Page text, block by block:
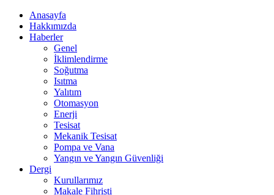
Anasayfa
Hakkımızda
Haberler
Genel
İklimlendirme
Soğutma
Isıtma
Yalıtım
Otomasyon
Enerji
Tesisat
Mekanik Tesisat
Pompa ve Vana
Yangın ve Yangın Güvenliği
Dergi
Kurullarımız
Makale Fihristi